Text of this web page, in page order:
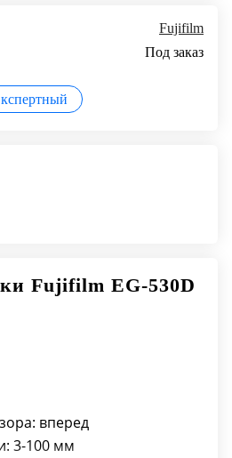
Fujifilm
Под заказ
Fujifilm EG-530D
вперед
3-100 мм